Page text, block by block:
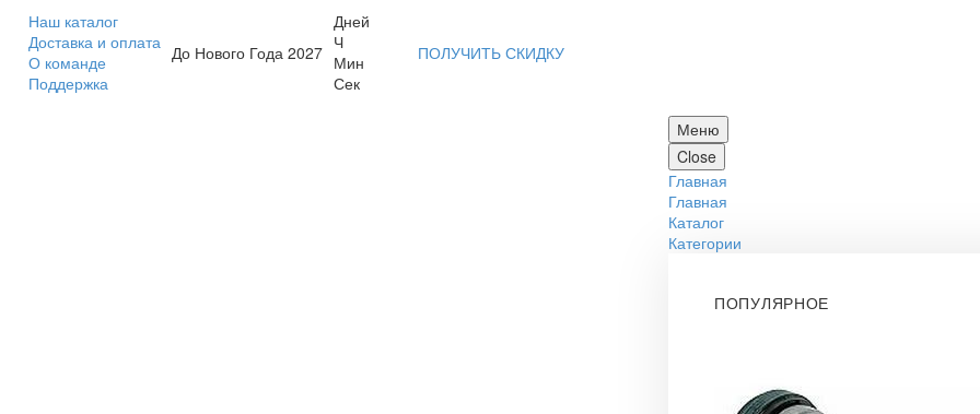
Наш каталог
Доставка и оплата
О команде
Поддержка
До Нового Года 2027
Дней
Ч
Мин
Сек
ПОЛУЧИТЬ СКИДКУ
Меню
Close
Главная
Главная
Каталог
Категории
ПОПУЛЯРНОЕ